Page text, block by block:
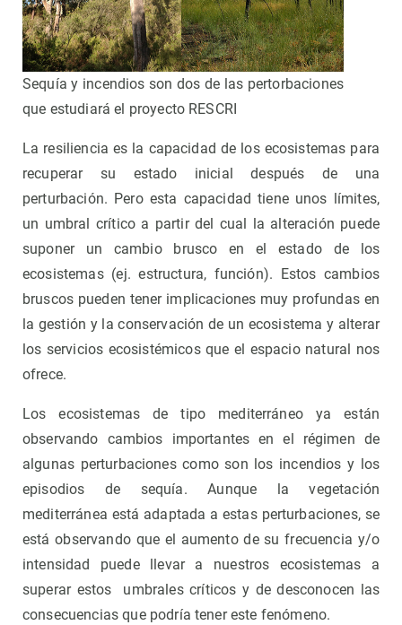
Sequía y incendios son dos de las pertorbaciones
que estudiará el proyecto RESCRI
La resiliencia es la capacidad de los ecosistemas para
recuperar su estado inicial después de una
perturbación. Pero esta capacidad tiene unos límites,
un umbral crítico a partir del cual la alteración puede
suponer un cambio brusco en el estado de los
ecosistemas (ej. estructura, función). Estos cambios
bruscos pueden tener implicaciones muy profundas en
la gestión y la conservación de un ecosistema y alterar
los servicios ecosistémicos que el espacio natural nos
ofrece.
Los ecosistemas de tipo mediterráneo ya están
observando cambios importantes en el régimen de
algunas perturbaciones como son los incendios y los
episodios de sequía. Aunque la vegetación
mediterránea está adaptada a estas perturbaciones, se
está observando que el aumento de su frecuencia y/o
intensidad puede llevar a nuestros ecosistemas a
superar estos umbrales críticos y de desconocen las
consecuencias que podría tener este fenómeno.